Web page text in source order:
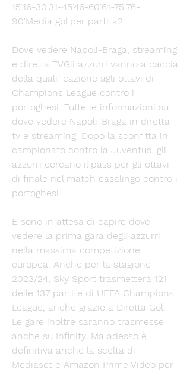
15'16-30'31-45'46-60'61-75'76-
90'Media gol per partita2.
Dove vedere Napoli-Braga, streaming
e diretta TVGli azzurri vanno a caccia
della qualificazione agli ottavi di
Champions League contro i
portoghesi. Tutte le informazioni su
dove vedere Napoli-Braga in diretta
tv e streaming. Dopo la sconfitta in
campionato contro la Juventus, gli
azzurri cercano il pass per gli ottavi
di finale nel match casalingo contro i
portoghesi.
E sono in attesa di capire dove
vedere la prima gara degli azzurri
nella massima competizione
europea. Anche per la stagione
2023/24, Sky Sport trasmetterà 121
delle 137 partite di UEFA Champions
League, anche grazie a Diretta Gol.
Le gare inoltre saranno trasmesse
anche su Infinity. Ma adesso è
definitiva anche la scelta di
Mediaset e Amazon Prime Video per